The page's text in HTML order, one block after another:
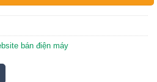
bán điện máy